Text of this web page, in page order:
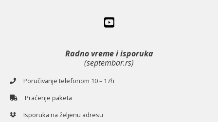
Radno vreme i isporuka
(septembar.rs)
Poručivanje telefonom 10 – 17h
Praćenje paketa
Isporuka na željenu adresu